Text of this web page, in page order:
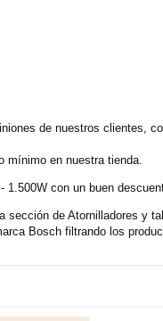
de nuestros clientes,
mínimo en nuestra tienda.
con un buen
sección de Atornilladores y
Bosch filtrando los